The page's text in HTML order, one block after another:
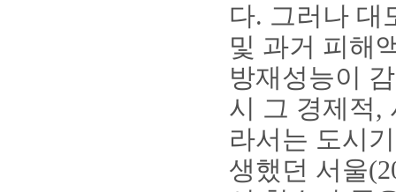
다. 그러나 대
및 과거 피해
방재성능이
시 그 경제적,
라서는 도시
생했던 서울